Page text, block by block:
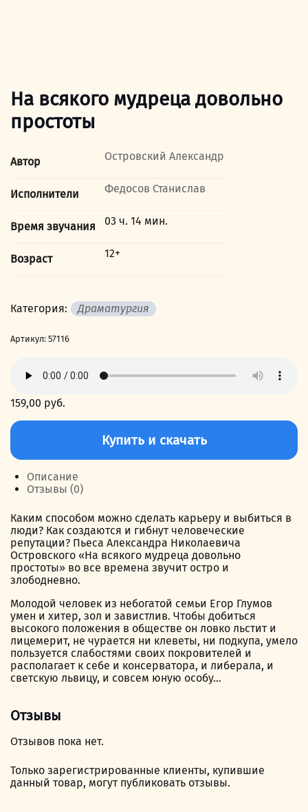
На всякого мудреца довольно
простоты
Автор Островский Александр
Исполнители Федосов Станислав
Время звучания 03 ч. 14 мин.
Возраст 12+
Категория: Драматургия
Артикул: 57116
159,00 руб.
Количество
На
всякого
мудреца
довольно
Купить и скачать
Описание
Отзывы (0)
Каким способом можно сделать карьеру и выбиться в
люди? Как создаются и гибнут человеческие
репутации? Пьеса Александра Николаевича
Островского «На всякого мудреца довольно
простоты» во все времена звучит остро и
злободневно.
Молодой человек из небогатой семьи Егор Глумов
умен и хитер, зол и завистлив. Чтобы добиться
высокого положения в обществе он ловко льстит и
лицемерит, не чурается ни клеветы, ни подкупа, умело
пользуется слабостями своих покровителей и
располагает к себе и консерватора, и либерала, и
светскую львицу, и совсем юную особу…
Отзывы
Отзывов пока нет.
Только зарегистрированные клиенты, купившие
данный товар, могут публиковать отзывы.